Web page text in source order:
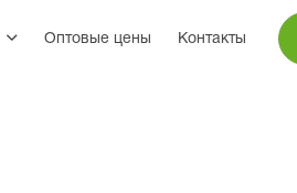
Оптовые цены Контакты